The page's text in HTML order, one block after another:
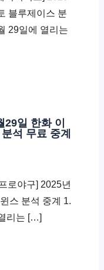
블루제이스 분
29일에 열리는
29일 한화 이
석 무료 중계
로야구] 2025년
스 분석 중계 1.
리는 […]